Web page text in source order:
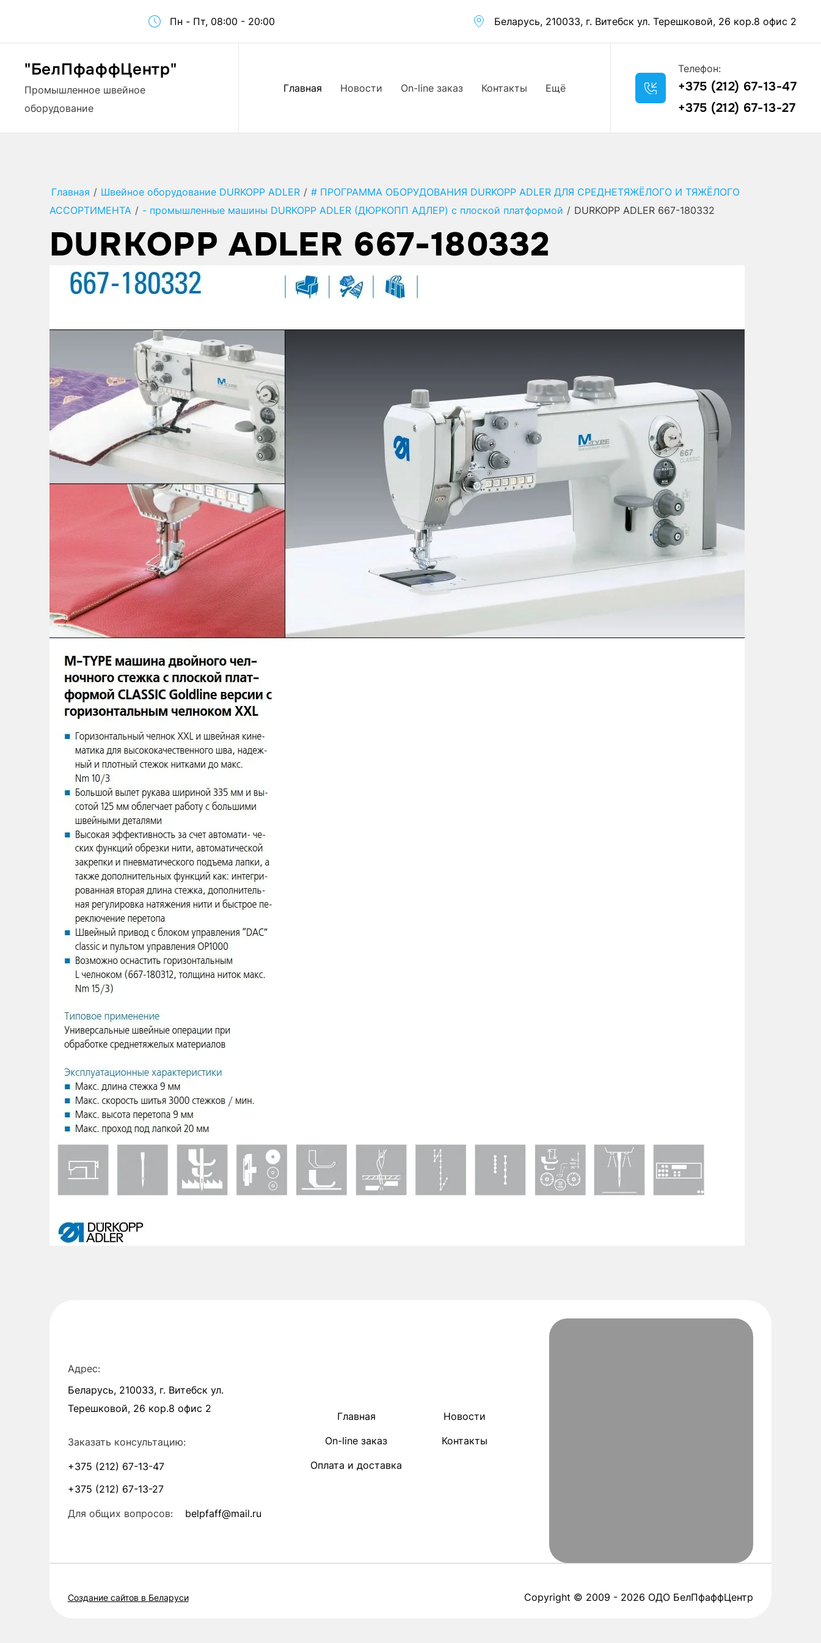
Пн - Пт, 08:00 - 20:00 Беларусь, 210033, г. Витебск ул. Терешковой, 26 кор.8 офис 2
"БелПфаффЦентр"
Промышленное швейное
оборудование
Главная Новости On-line заказ Контакты Ещё
Телефон:
+375 (212) 67-13-47
+375 (212) 67-13-27
Главная / Швейное оборудование DURKOPP ADLER / # ПРОГРАММА ОБОРУДОВАНИЯ DURKOPP ADLER ДЛЯ СРЕДНЕТЯЖЁЛОГО И ТЯЖЁЛОГО
АССОРТИМЕНТА / - промышленные машины DURKOPP ADLER (ДЮРКОПП АДЛЕР) с плоской платформой / DURKOPP ADLER 667-180332
DURKOPP ADLER 667-180332
Адрес:
Беларусь, 210033, г. Витебск ул.
Терешковой, 26 кор.8 офис 2
Заказать консультацию:
+375 (212) 67-13-47
+375 (212) 67-13-27
Для общих вопросов:
belpfaff@mail.ru
Главная
Новости
On-line заказ
Контакты
Оплата и доставка
Создание сайтов в Беларуси Copyright © 2009 - 2026 ОДО БелПфаффЦентр